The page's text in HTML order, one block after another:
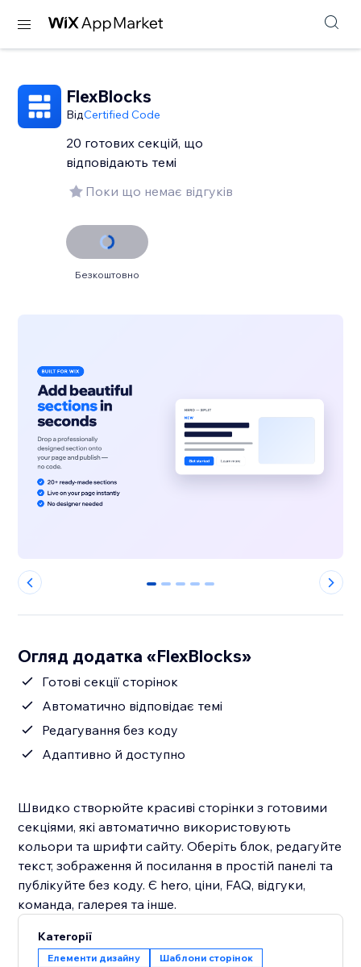
FlexBlocks
ВідCertified Code
20 готових секцій, що
відповідають темі
Поки що немає відгуків
Безкоштовно
0 1 2 3 4
Огляд додатка «FlexBlocks»
Готові секції сторінок
Автоматично відповідає темі
Редагування без коду
Адаптивно й доступно
Швидко створюйте красиві сторінки з готовими
секціями, які автоматично використовують
кольори та шрифти сайту. Оберіть блок, редагуйте
текст, зображення й посилання в простій панелі та
публікуйте без коду. Є hero, ціни, FAQ, відгуки,
команда, галерея та інше.
Категорії
Елементи дизайну Шаблони сторінок